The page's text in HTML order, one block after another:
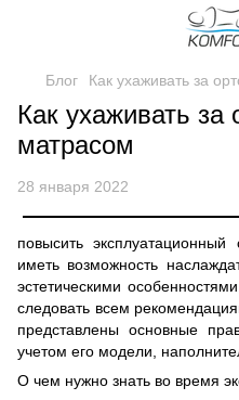
Блог Как ухаживать за
Как ухаживать за
матрасом
28 января 2022
повысить эксплуатационный
иметь возможность
эстетическими
следовать всем
представлены основные
учетом его модели,
О чем нужно знать во время